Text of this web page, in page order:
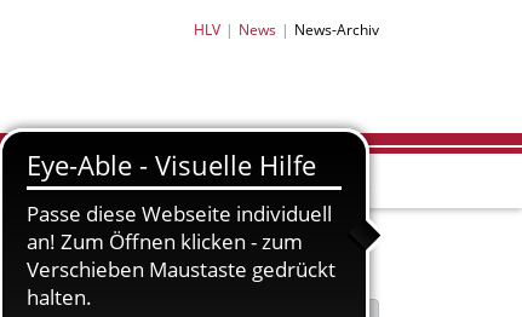
HLV News News-Archiv
BILDUNG
HLV-
PARTNER
HLV-
SHOP
Filter